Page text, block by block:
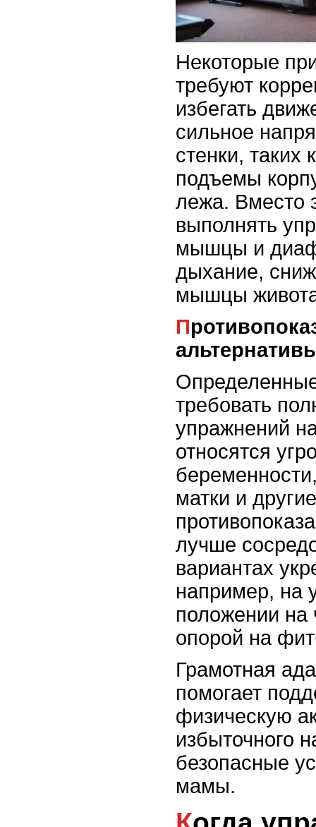
Некоторые
требуют
избегать
сильное
стенки, таких
подъемы
лежа. Вместо
выполнять
мышцы и
дыхание,
мышцы
Противопоказания и безопасные
требовать
упражнений
относятся
матки и
лучше
вариантах
например, на
положении на
опорой на
Грамотная
помогает
физическую
избыточного
безопасные
мамы.